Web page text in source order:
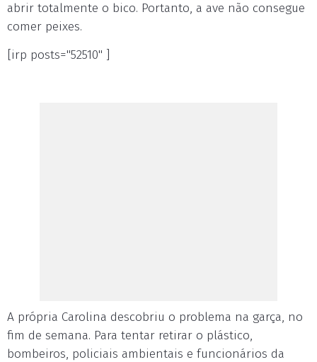
abrir totalmente o bico. Portanto, a ave não consegue
comer peixes.
[irp posts="52510" ]
A própria Carolina descobriu o problema na garça, no
fim de semana. Para tentar retirar o plástico,
bombeiros, policiais ambientais e funcionários da